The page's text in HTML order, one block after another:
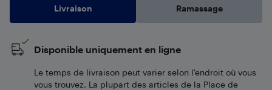
Livraison Ramassage
Disponible uniquement en ligne
Le temps de livraison peut varier selon l'endroit où vous
vous trouvez. La plupart des articles de la Place de